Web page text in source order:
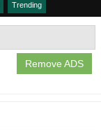
Trending
Remove ADS